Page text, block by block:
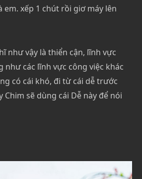
em. xếp 1 chút rồi giơ máy lên
như vậy là thiển cận, lĩnh vực
như các lĩnh vực công việc khác
có cái khó, đi từ cái dễ trước
Chim sẽ dùng cái Dễ này để nói